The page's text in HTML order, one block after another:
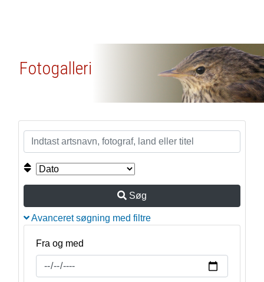
Fotogalleri
Søg
Avanceret søgning med filtre
Fra og med